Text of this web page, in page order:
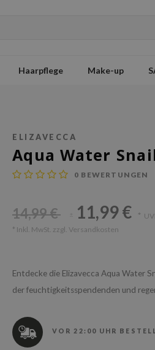
Haarpflege Make-up
ELIZAVECCA
Aqua Water
0 BEWERTUNGEN
14,99 € 11,99 € *
* Inkl. MwSt. zzgl. Versandkosten
Entdecke die Elizavecca Aqua Water
der feuchtigkeitsspendenden und
VOR 22:00 UHR